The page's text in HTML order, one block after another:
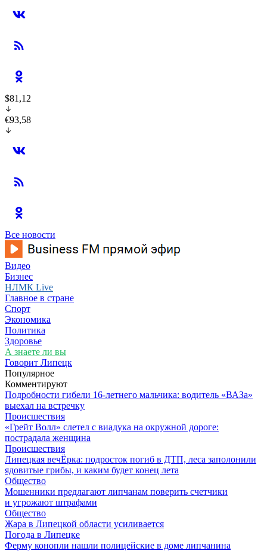
$81,12
€93,58
Все новости
Видео
Бизнес
НЛМК Live
Главное в стране
Спорт
Экономика
Политика
Здоровье
А знаете ли вы
Говорит Липецк
Популярное
Комментируют
Подробности гибели 16-летнего мальчика: водитель «ВАЗа»
выехал на встречку
Происшествия
«Грейт Волл» слетел с виадука на окружной дороге:
пострадала женщина
Происшествия
Липецкая вечЁрка: подросток погиб в ДТП, леса заполонили
ядовитые грибы, и каким будет конец лета
Общество
Мошенники предлагают липчанам поверить счетчики
и угрожают штрафами
Общество
Жара в Липецкой области усиливается
Погода в Липецке
Ферму конопли нашли полицейские в доме липчанина